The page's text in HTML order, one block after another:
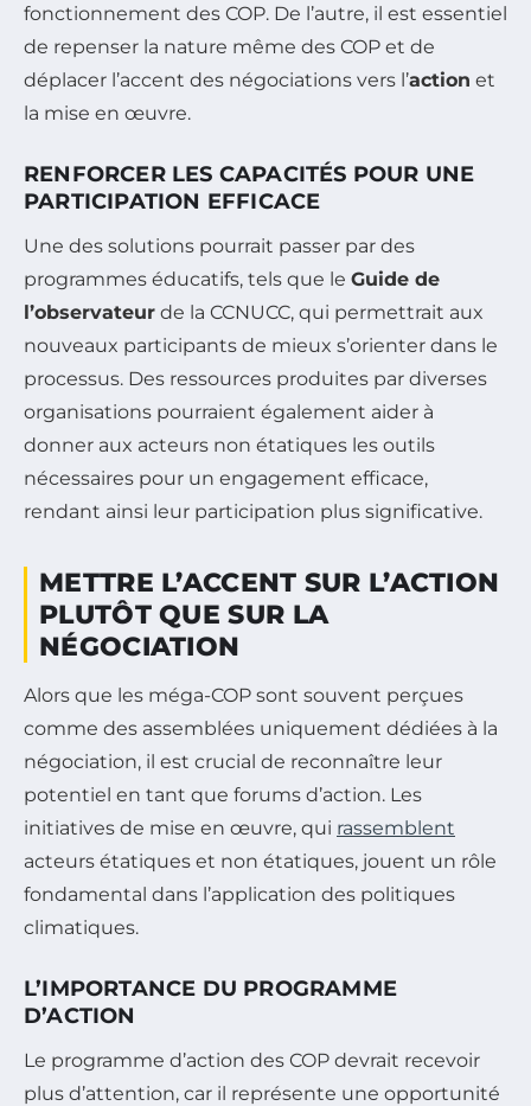
fonctionnement des COP. De l’autre, il est essentiel
de repenser la nature même des COP et de
déplacer l’accent des négociations vers l’action et
la mise en œuvre.
RENFORCER LES CAPACITÉS POUR UNE
PARTICIPATION EFFICACE
Une des solutions pourrait passer par des
programmes éducatifs, tels que le Guide de
l’observateur de la CCNUCC, qui permettrait aux
nouveaux participants de mieux s’orienter dans le
processus. Des ressources produites par diverses
organisations pourraient également aider à
donner aux acteurs non étatiques les outils
nécessaires pour un engagement efficace,
rendant ainsi leur participation plus significative.
METTRE L’ACCENT SUR L’ACTION
PLUTÔT QUE SUR LA
NÉGOCIATION
Alors que les méga-COP sont souvent perçues
comme des assemblées uniquement dédiées à la
négociation, il est crucial de reconnaître leur
potentiel en tant que forums d’action. Les
initiatives de mise en œuvre, qui rassemblent
acteurs étatiques et non étatiques, jouent un rôle
fondamental dans l’application des politiques
climatiques.
L’IMPORTANCE DU PROGRAMME
D’ACTION
Le programme d’action des COP devrait recevoir
plus d’attention, car il représente une opportunité